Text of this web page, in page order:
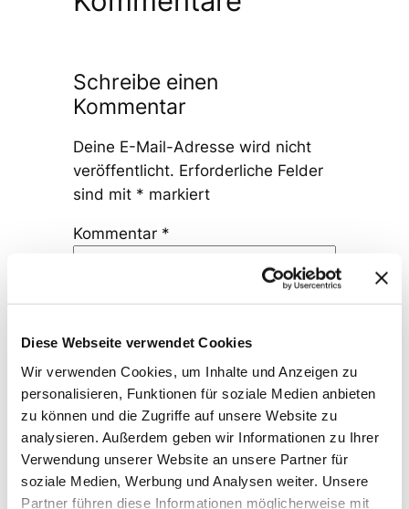
Diese Webseite verwendet Cookies
Wir verwenden Cookies, um Inhalte und Anzeigen zu
personalisieren, Funktionen für soziale Medien anbieten
zu können und die Zugriffe auf unsere Website zu
analysieren. Außerdem geben wir Informationen zu Ihrer
Verwendung unserer Website an unsere Partner für
soziale Medien, Werbung und Analysen weiter. Unsere
Partner führen diese Informationen möglicherweise mit
Schreibe einen
Kommentar
Deine E-Mail-Adresse wird nicht
veröffentlicht. Erforderliche Felder
sind mit * markiert
Kommentar *
Name *
E-Mail-Adresse